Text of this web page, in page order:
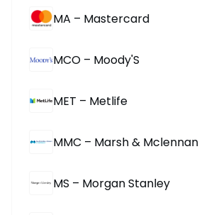
MA – Mastercard
MCO – Moody'S
MET – Metlife
MMC – Marsh & Mclennan
MS – Morgan Stanley